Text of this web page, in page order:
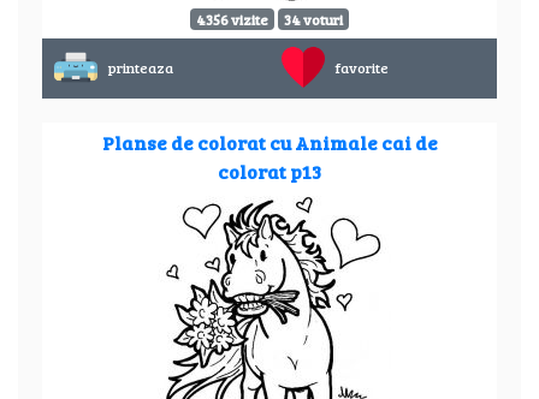
4356 vizite 34 voturi
printeaza favorite
Planse de colorat cu Animale cai de
colorat p13